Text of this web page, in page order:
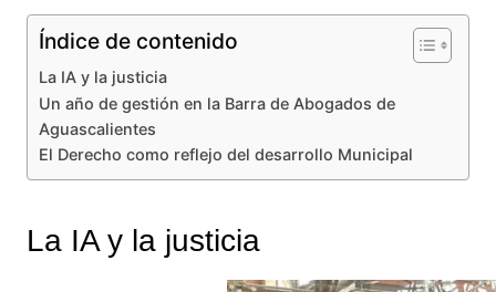
Índice de contenido
La IA y la justicia
Un año de gestión en la Barra de Abogados de
Aguascalientes
El Derecho como reflejo del desarrollo Municipal
La IA y la justicia